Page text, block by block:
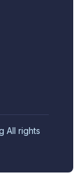
All rights